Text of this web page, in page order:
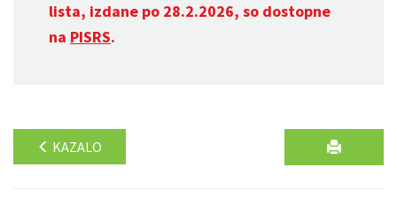
lista, izdane po 28.2.2026, so dostopne
na PISRS.
KAZALO